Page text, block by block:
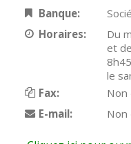
Banque:
Horaires:
Du
et
le
Fax:
Non
E-mail:
Non